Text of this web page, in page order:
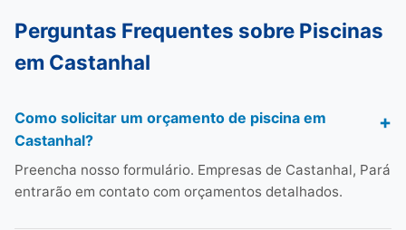
Perguntas Frequentes sobre Piscinas
em Castanhal
Como solicitar um orçamento de piscina em
Castanhal?
Preencha nosso formulário. Empresas de Castanhal, Pará
entrarão em contato com orçamentos detalhados.